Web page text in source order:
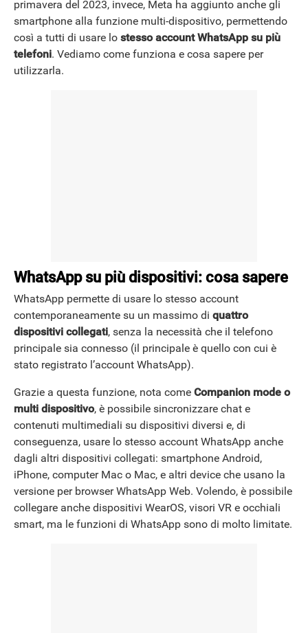
primavera del 2023, invece, Meta ha aggiunto anche gli
smartphone alla funzione multi-dispositivo, permettendo
così a tutti di usare lo stesso account WhatsApp su più
telefoni. Vediamo come funziona e cosa sapere per
utilizzarla.
WhatsApp su più dispositivi: cosa sapere
WhatsApp permette di usare lo stesso account
contemporaneamente su un massimo di quattro
dispositivi collegati, senza la necessità che il telefono
principale sia connesso (il principale è quello con cui è
stato registrato l’account WhatsApp).
Grazie a questa funzione, nota come Companion mode o
multi dispositivo, è possibile sincronizzare chat e
contenuti multimediali su dispositivi diversi e, di
conseguenza, usare lo stesso account WhatsApp anche
dagli altri dispositivi collegati: smartphone Android,
iPhone, computer Mac o Mac, e altri device che usano la
versione per browser WhatsApp Web. Volendo, è possibile
collegare anche dispositivi WearOS, visori VR e occhiali
smart, ma le funzioni di WhatsApp sono di molto limitate.